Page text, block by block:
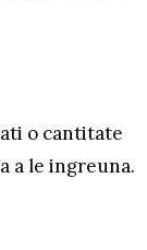
o cantitate
a le ingreuna.